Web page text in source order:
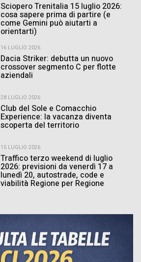
Sciopero Trenitalia 15 luglio 2026:
cosa sapere prima di partire (e
come Gemini può aiutarti a
orientarti)
16 LUGLIO 2026
Dacia Striker: debutta un nuovo
crossover segmento C per flotte
aziendali
28 LUGLIO 2026
Club del Sole e Comacchio
Experience: la vacanza diventa
scoperta del territorio
15 LUGLIO 2026
Traffico terzo weekend di luglio
2026: previsioni da venerdì 17 a
lunedì 20, autostrade, code e
viabilità Regione per Regione